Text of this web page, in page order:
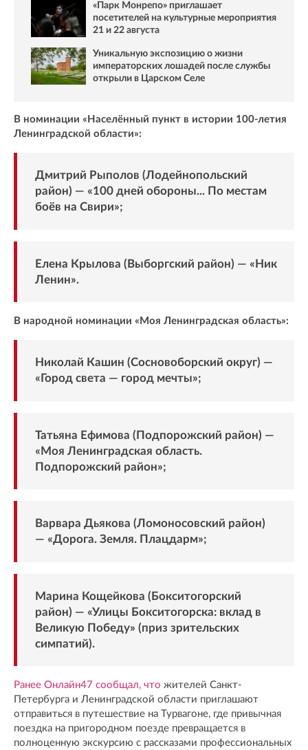
«Парк Монрепо» приглашает
посетителей на культурные мероприятия
21 и 22 августа
Уникальную экспозицию о жизни
императорских лошадей после службы
открыли в Царском Селе
В номинации «Населённый пункт в истории 100-летия
Ленинградской области»:
Дмитрий Рыполов (Лодейнопольский
район) — «100 дней обороны... По местам
боёв на Свири»;
Елена Крылова (Выборгский район) — «Ник
Ленин».
В народной номинации «Моя Ленинградская область»:
Николай Кашин (Сосновоборский округ) —
«Город света — город мечты»;
Татьяна Ефимова (Подпорожский район) —
«Моя Ленинградская область.
Подпорожский район»;
Варвара Дьякова (Ломоносовский район)
— «Дорога. Земля. Плацдарм»;
Марина Кощейкова (Бокситогорский
район) — «Улицы Бокситогорска: вклад в
Великую Победу» (приз зрительских
симпатий).
Ранее Онлайн47 сообщал, что жителей Санкт-
Петербурга и Ленинградской области приглашают
отправиться в путешествие на Турвагоне, где привычная
поездка на пригородном поезде превращается в
полноценную экскурсию с рассказами профессиональных